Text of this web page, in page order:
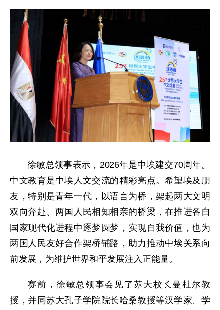
徐敏总领事表示，2026年是中埃建交70周年。
中文教育是中埃人文交流的精彩亮点。希望埃及朋
友，特别是青年一代，以语言为桥，架起两大文明
双向奔赴、两国人民相知相亲的桥梁，在推进各自
国家现代化进程中逐梦圆梦，实现自我价值，也为
两国人民友好合作架桥铺路，助力推动中埃关系向
前发展，为维护世界和平发展注入正能量。
赛前，徐敏总领事会见了苏大校长曼杜尔教
授，并同苏大孔子学院院长哈桑教授等汉学家、学